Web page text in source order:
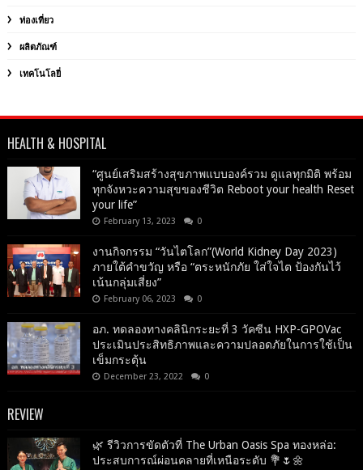
ท่องเที่ยว
ผลิตภัณฑ์
เทคโนโลยี่
HEALTH & HOSPITAL
“ศูนย์เสริมสร้างสุขภาพแบบองค์รวม ดูแลทุกมิติ พร้อม
ทุกจังหวะความสุขของชีวิต Reboot your health Reset
your life”
February 13, 2023 0
งานกิจกรรม “วันไตโลก”(World Kidney Day 2023)
ภายใต้คำขวัญ หรือ “ตระหนักภัย ใส่ใจไต ป้องกันไว้
เน้นกลุ่มเสี่ยง”
February 06, 2023 0
อภ. ทดลองทางคลินิกระยะที่ 3 วัคซีน HXP-GPOVac
ประเมินประสิทธิภาพและความปลอดภัยในการใช้เป็น
เข็มกระตุ้น
December 23, 2022 0
REVIEW
🌿 รีวิวการขัดตัวที่ The Urban Oasis Spa ทองหล่อ:
ประสบการณ์ผ่อนคลายที่เหนือระดับ 💐🌷🌼